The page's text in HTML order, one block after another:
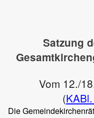
Satzung
Vom 12./
(
Die